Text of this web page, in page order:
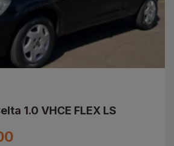
1.0 VHCE FLEX LS